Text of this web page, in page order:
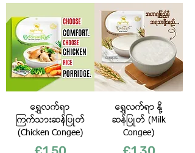
ရွှေလက်ရာ
ကြက်သားဆန်ပြုတ်
(Chicken Congee)
Price
ရွှေလက်ရာ နို့
ဆန်ပြုတ် (Milk
Congee)
Price